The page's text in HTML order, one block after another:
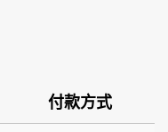
付款方式